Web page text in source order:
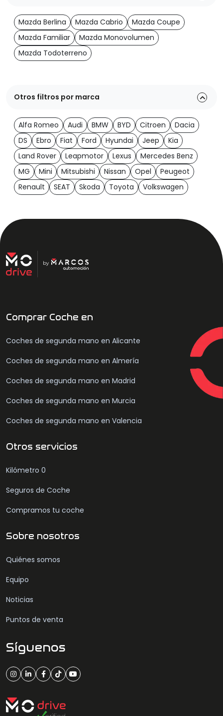
Mazda Berlina Mazda Cabrio
Mazda Coupe
Mazda Familiar
Mazda Monovolumen
Mazda Todoterreno
Otros filtros por marca
Alfa Romeo Audi BMW BYD Citroen
Dacia
DS
Ebro Fiat Ford Hyundai Jeep
Kia
Land Rover
Leapmotor Lexus
Mercedes Benz
MG
Mini Mitsubishi Nissan Opel
Peugeot
Renault
SEAT Skoda Toyota Volkswagen
Comprar Coche en
Coches de segunda mano en Alicante
Coches de segunda mano en Almería
Coches de segunda mano en Madrid
Coches de segunda mano en Murcia
Coches de segunda mano en Valencia
Otros servicios
Kilómetro 0
Seguros de Coche
Compramos tu coche
Sobre nosotros
Quiénes somos
Equipo
Noticias
Puntos de venta
Síguenos